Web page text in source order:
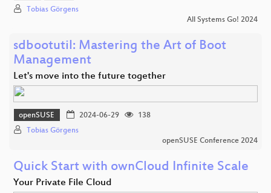
Tobias Görgens
All Systems Go! 2024
sdbootutil: Mastering the Art of Boot
Management
Let's move into the future together
openSUSE 2024-06-29
138
Tobias Görgens
openSUSE Conference 2024
Quick Start with ownCloud Infinite Scale
Your Private File Cloud